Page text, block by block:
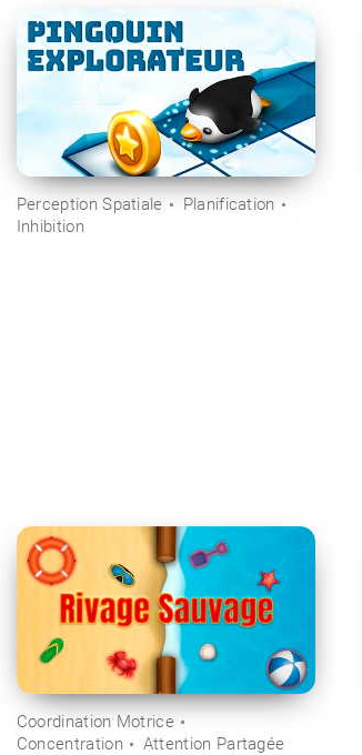
Perception Spatiale
Planification
Inhibition
Coordination Motrice
Concentration
Attention Partagée